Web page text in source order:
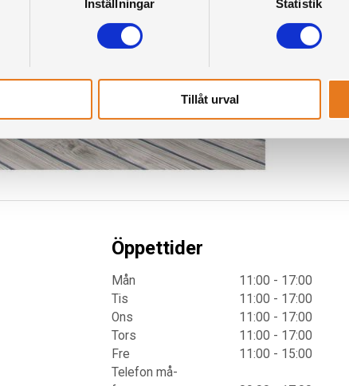
Inställningar Statistik
Tillåt urval
Öppettider
Mån
11:00 - 17:00
Tis
11:00 - 17:00
Ons
11:00 - 17:00
Tors
11:00 - 17:00
Fre
11:00 - 15:00
Telefon må-